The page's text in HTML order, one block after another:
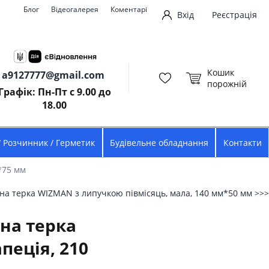
Блог Відеогалерея Коментарі Вхід Реєстрація
a9127777@gmail.com
Пн-Пт с 9.00 до
18.00
Кошик
порожній
Розчинник / Герметик Будівельне обладнання Контакти
мм
терка WIZMAN з липучкою півмісяць, мала, 140 мм*50 мм >>>
терка
210